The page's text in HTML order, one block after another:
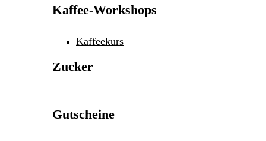
Kaffee-Workshops
Kaffeekurs
Zucker
Gutscheine